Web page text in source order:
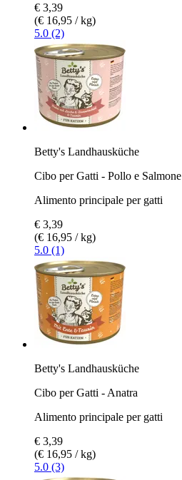
€ 3,39
(€ 16,95 / kg)
5.0 (2)
Betty's Landhausküche
Cibo per Gatti - Pollo e Salmone
Alimento principale per gatti
€ 3,39
(€ 16,95 / kg)
5.0 (1)
Betty's Landhausküche
Cibo per Gatti - Anatra
Alimento principale per gatti
€ 3,39
(€ 16,95 / kg)
5.0 (3)